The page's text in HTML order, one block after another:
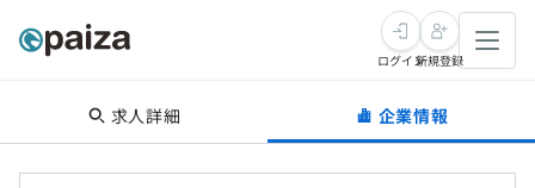
転職・キャリア
ログイン新規登録
求人詳細 企業情報